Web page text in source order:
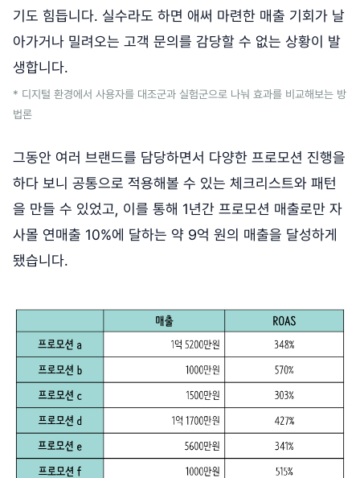
기도 힘듭니다. 실수라도 하면 애써 마련한 매출 기회가 날
아가거나 밀려오는 고객 문의를 감당할 수 없는 상황이 발
생합니다.
* 디지털 환경에서 사용자를 대조군과 실험군으로 나눠 효과를 비교해보는 방
법론
그동안 여러 브랜드를 담당하면서 다양한 프로모션 진행을
하다 보니 공통으로 적용해볼 수 있는 체크리스트와 패턴
을 만들 수 있었고, 이를 통해 1년간 프로모션 매출로만 자
사몰 연매출 10%에 달하는 약 9억 원의 매출을 달성하게
됐습니다.